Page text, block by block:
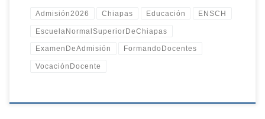
Admisión2026 Chiapas Educación ENSCH
EscuelaNormalSuperiorDeChiapas
ExamenDeAdmisión FormandoDocentes
VocaciónDocente